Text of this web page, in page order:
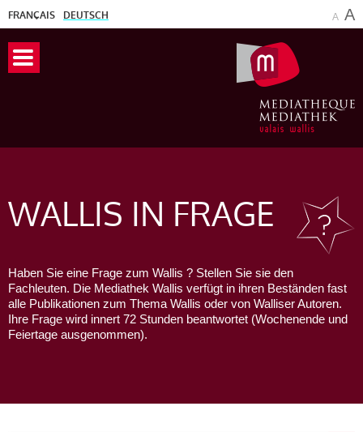
FRANÇAIS DEUTSCH A A
WALLIS IN FRAGE
Haben Sie eine Frage zum Wallis ? Stellen Sie sie den
Fachleuten. Die Mediathek Wallis verfügt in ihren Beständen fast
alle Publikationen zum Thema Wallis oder von Walliser Autoren.
Ihre Frage wird innert 72 Stunden beantwortet (Wochenende und
Feiertage ausgenommen).